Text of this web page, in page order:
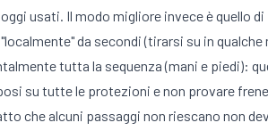
usati. Il modo migliore invece è quello
da secondi (tirarsi su in
tutta la sequenza (mani e piedi):
su tutte le protezioni e non provare
che alcuni passaggi non riescano non